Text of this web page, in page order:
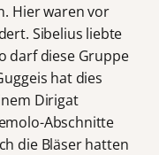
Hier waren vor
Sibelius liebte
darf diese Gruppe
hat dies
Dirigat
Abschnitte
die Bläser hatten